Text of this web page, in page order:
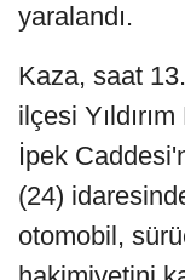
yaralandı.
Kaza, saat
ilçesi
İpek
(24)
otomobil,